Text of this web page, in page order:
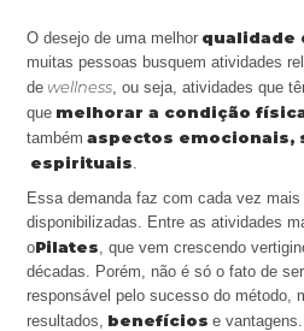
O desejo de uma melhor qualidade
muitas pessoas busquem atividades
de wellness, ou seja, atividades que
que melhorar a condição
também aspectos emocionais,
espirituais.
Essa demanda faz com cada vez
disponibilizadas. Entre as atividades
oPilates, que vem crescendo
décadas. Porém, não é só o fato de
responsável pelo sucesso do método,
resultados, benefícios e vantagens.